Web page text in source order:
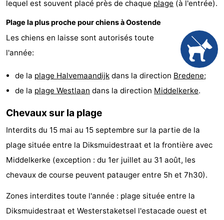
Musées
-
Points
de
vue
Attractions
-
Croisières
-
Terrains
de
-
Aires
-
lequel est souvent placé près de chaque plage (à l'entrée).
Plage la plus proche pour chiens à Oostende
Les chiens en laisse sont autorisés toute
l'année:
de la plage Halvemaandijk dans la direction Bredene;
de la plage Westlaan dans la direction Middelkerke.
Chevaux sur la plage
Interdits du 15 mai au 15 septembre sur la partie de la
plage située entre la Diksmuidestraat et la frontière avec
Middelkerke (exception : du 1er juillet au 31 août, les
chevaux de course peuvent patauger entre 5h et 7h30).
Zones interdites toute l'année : plage située entre la
Diksmuidestraat et Westerstaketsel l'estacade ouest et